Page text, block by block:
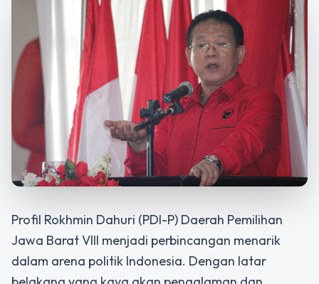
Profil Rokhmin Dahuri (PDI-P) Daerah Pemilihan
Jawa Barat VIII menjadi perbincangan menarik
dalam arena politik Indonesia. Dengan latar